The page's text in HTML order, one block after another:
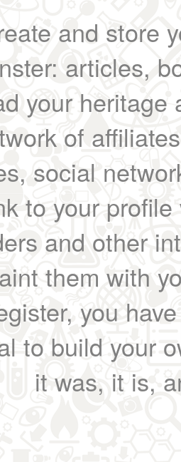
and store
articles,
your heritage
of
social
to your
and other
them with
you
to build your
it was, it is,